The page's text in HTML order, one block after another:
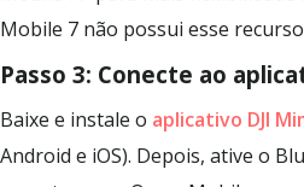
Mobile 7 não possui esse
Passo 3: Conecte ao
Baixe e instale o aplicativo DJI
Android e iOS). Depois, ative o